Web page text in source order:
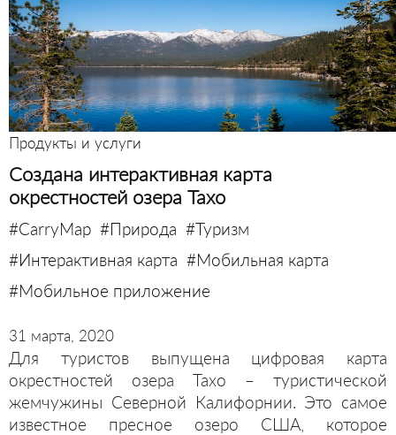
Продукты и услуги
Создана интерактивная карта
окрестностей озера Тахо
#CarryMap #Природа #Туризм
#Интерактивная карта #Мобильная карта
#Мобильное приложение
31 марта, 2020
Для туристов выпущена цифровая карта
окрестностей озера Тахо – туристической
жемчужины Северной Калифорнии. Это самое
известное пресное озеро США, которое